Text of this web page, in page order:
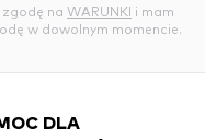
na WARUNKI i mam
w dowolnym momencie.
DLA